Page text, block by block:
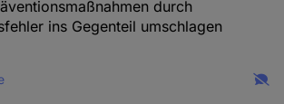
durch
ins Gegenteil umschlagen